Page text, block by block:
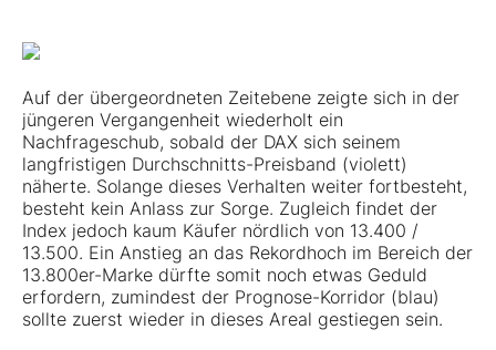
Auf der übergeordneten Zeitebene zeigte sich in der
jüngeren Vergangenheit wiederholt ein
Nachfrageschub, sobald der DAX sich seinem
langfristigen Durchschnitts-Preisband (violett)
näherte. Solange dieses Verhalten weiter fortbesteht,
besteht kein Anlass zur Sorge. Zugleich findet der
Index jedoch kaum Käufer nördlich von 13.400 /
13.500. Ein Anstieg an das Rekordhoch im Bereich der
13.800er-Marke dürfte somit noch etwas Geduld
erfordern, zumindest der Prognose-Korridor (blau)
sollte zuerst wieder in dieses Areal gestiegen sein.